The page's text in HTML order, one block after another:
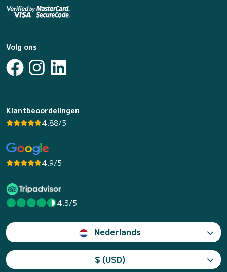
Volg ons
Klantbeoordelingen
4.88/5
4.9/5
4.3/5
Nederlands
$ (USD)